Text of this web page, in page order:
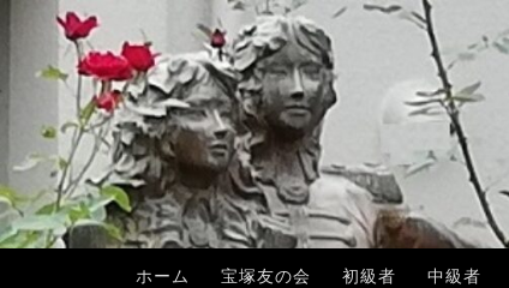
へ
ス
キ
ホーム 宝塚友の会 初級者 中級者